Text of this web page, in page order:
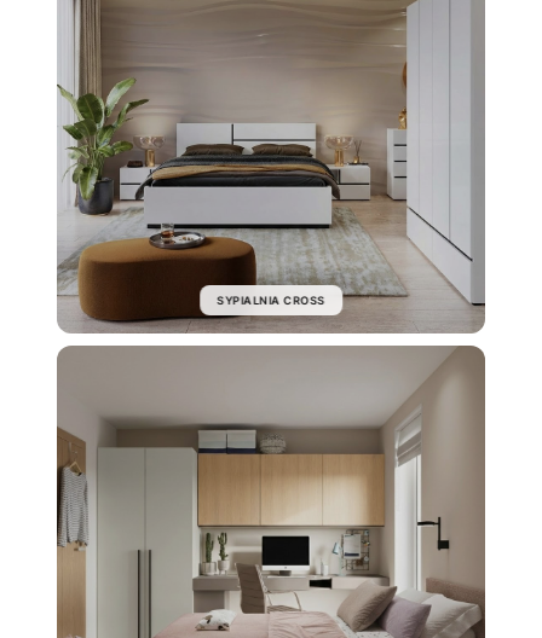
SYPIALNIA CROSS